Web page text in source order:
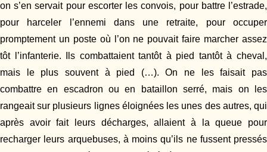
on s’en servait pour escorter les convois, pour battre l’estrade,
pour harceler l’ennemi dans une retraite, pour occuper
promptement un poste où l’on ne pouvait faire marcher assez
tôt l’infanterie. Ils combattaient tantôt à pied tantôt à cheval,
mais le plus souvent à pied (…). On ne les faisait pas
combattre en escadron ou en bataillon serré, mais on les
rangeait sur plusieurs lignes éloignées les unes des autres, qui
après avoir fait leurs décharges, allaient à la queue pour
recharger leurs arquebuses, à moins qu’ils ne fussent pressés